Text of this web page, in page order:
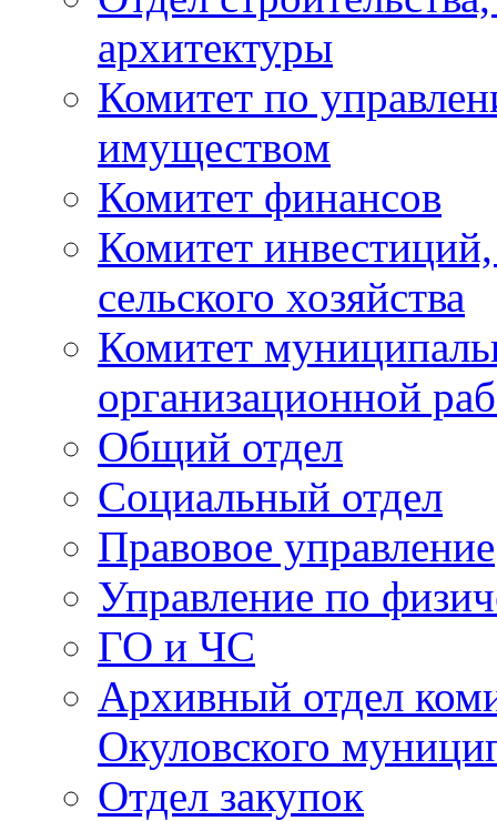
архитектуры
Комитет по
имуществом
Комитет финансов
Комитет
сельского хозяйства
Комитет
организационной
Общий отдел
Социальный отдел
Правовое управление
Управление по
ГО и ЧС
Архивный отдел
Окуловского
Отдел закупок